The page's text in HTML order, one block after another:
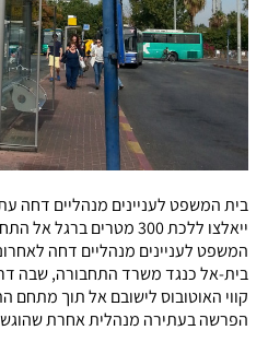
בית המשפט לעניינים מנהליים דחה
ייאלצו ללכת 300 מטרים
המשפט לעניינים מנהליים דחה
בית-אל כנגד משרד התחבורה, שבה
קווי האוטובוס לישובם אל תוך מתחם
הפרשה בעתירה מנהלית אחרת